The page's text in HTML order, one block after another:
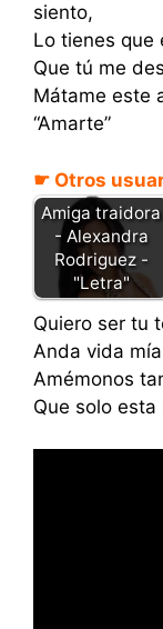
siento,
Lo tienes que
Que tú me
Mátame este
“Amarte”
☛ Otros
Amiga traidora
- Alexandra
Rodriguez -
"Letra"
Quiero ser tu
Anda vida
Amémonos
Que solo